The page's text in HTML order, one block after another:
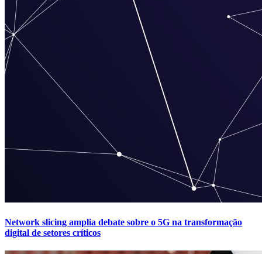
Network slicing amplia debate sobre o 5G na transformação
digital de setores críticos